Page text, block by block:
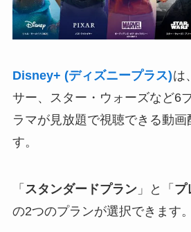
Disney+ (ディズニープラス)は
サー、スター・ウォーズなど6
ラマが見放題で視聴できる動
す。
「 スタンダードプラン」と「 プ
の2つのプランが選択できます。